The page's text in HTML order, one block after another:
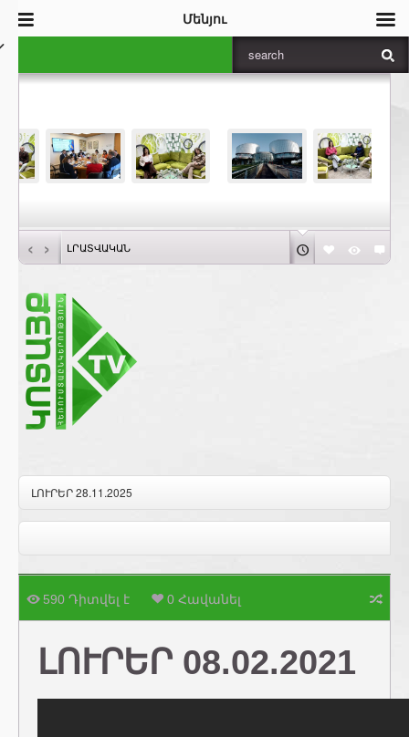
‹ › ԼՐԱՏՎԱԿԱՆ
ԼՈՒՐԵՐ 28.11.2025
590 Դիտվել է 0 Հավանել
ԼՈՒՐԵՐ 08.02.2021
Մենյու